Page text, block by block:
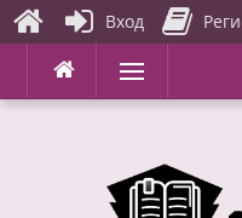
Перейти
содержимому
Меню
Вход